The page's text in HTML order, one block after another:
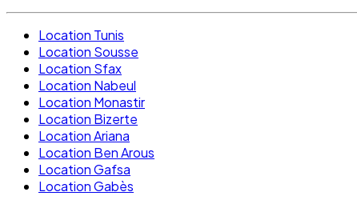
Location Tunis
Location Sousse
Location Sfax
Location Nabeul
Location Monastir
Location Bizerte
Location Ariana
Location Ben Arous
Location Gafsa
Location Gabès